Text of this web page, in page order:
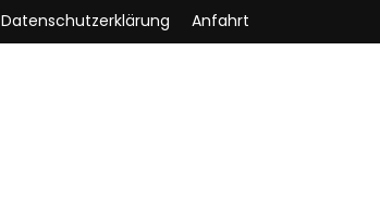
Datenschutzerklärung Anfahrt